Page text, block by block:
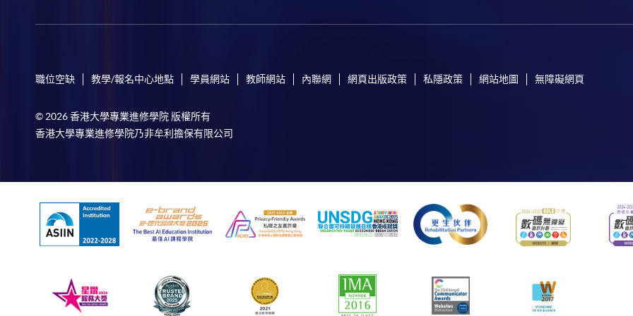
職位空缺 教學/報名中心地點 學員網站 教師網站 內聯網 網頁出版政策 私隱政策 網站地圖 無障礙網頁
© 2026 香港大學專業進修學院 版權所有
香港大學專業進修學院乃非牟利擔保有限公司